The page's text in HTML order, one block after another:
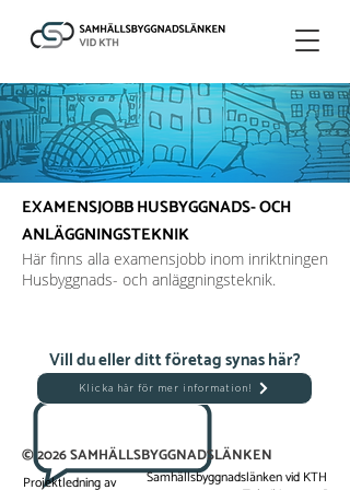
EXAMENSJOBB HUSBYGGNADS- OCH
ANLÄGGNINGSTEKNIK
Här finns alla examensjobb inom inriktningen
Husbyggnads- och anläggningsteknik.
Vill du eller ditt företag synas här?
Klicka här för mer information!
© 2026 SAMHÄLLSBYGGNADSLÄNKEN
Projektledning av
Samhällsbyggnadslänken vid KTH